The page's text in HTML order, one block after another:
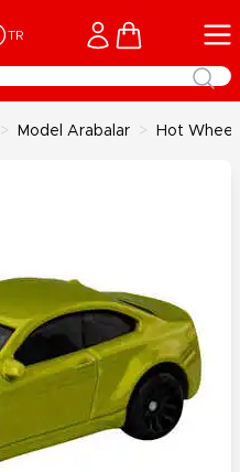
TR Cart
> Model Arabalar > Hot